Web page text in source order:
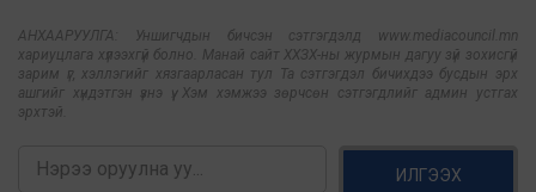
АНХААРУУЛГА: Уншигчдын бичсэн сэтгэгдэлд www.mediacouncil.mn
хариуцлага хүлээхгүй болно. Манай сайт ХХЗХ-ны журмын дагуу зүй зохисгүй
зарим үг, хэллэгийг хязгаарласан тул Та сэтгэгдэл бичихдээ бусдын эрх
ашгийг хүндэтгэн үзнэ үү. Хэм хэмжээ зөрчсөн сэтгэгдлийг админ устгах
эрхтэй.
ИЛГЭЭХ